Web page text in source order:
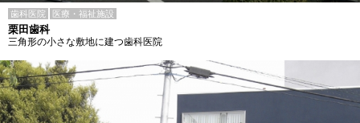
歯科医院 医療・福祉施設
栗田歯科
三角形の小さな敷地に建つ歯科医院